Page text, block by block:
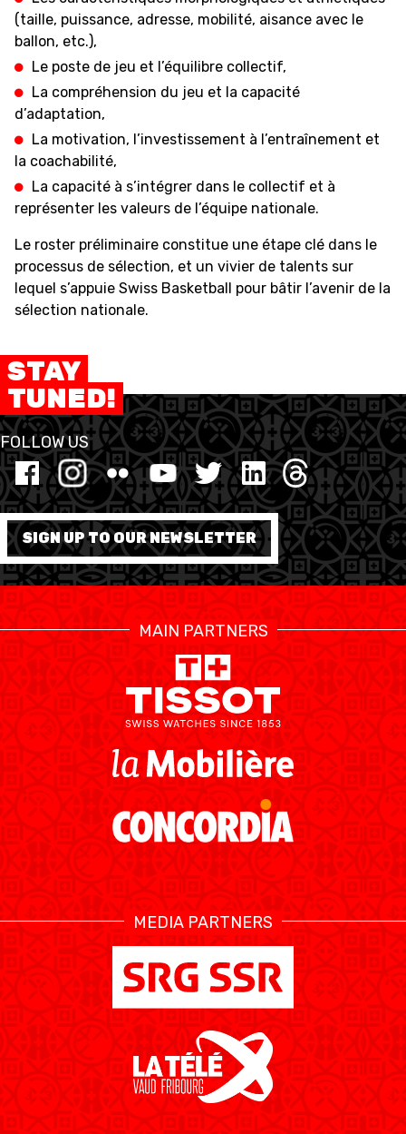
(taille, puissance, adresse, mobilité, aisance avec le
ballon, etc.),
Le poste de jeu et l’équilibre collectif,
La compréhension du jeu et la capacité
d’adaptation,
La motivation, l’investissement à l’entraînement et
la coachabilité,
La capacité à s’intégrer dans le collectif et à
représenter les valeurs de l’équipe nationale.
Le roster préliminaire constitue une étape clé dans le
processus de sélection, et un vivier de talents sur
lequel s’appuie Swiss Basketball pour bâtir l’avenir de la
sélection nationale.
STAY
TUNED!
FOLLOW US
SIGN UP TO OUR NEWSLETTER
MAIN PARTNERS
MEDIA PARTNERS